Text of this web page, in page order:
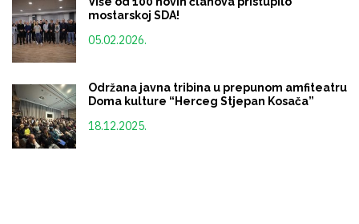
mostarskoj SDA!
05.02.2026.
Održana javna tribina u prepunom amfiteatru
Doma kulture “Herceg Stjepan Kosača”
18.12.2025.